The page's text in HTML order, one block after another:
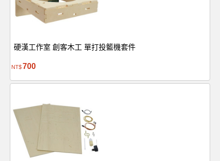
硬漢工作室 創客木工 單打投籃機套件
NT$700